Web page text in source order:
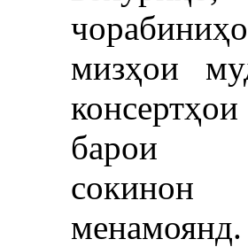
мизҳои
барои
менамоянд.